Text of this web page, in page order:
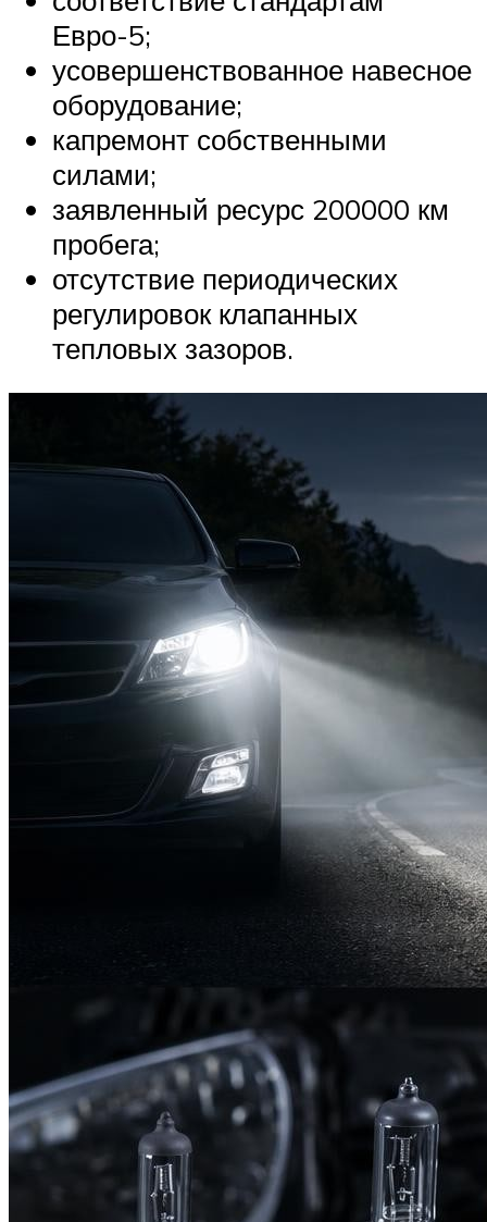
Евро-5;
усовершенствованное навесное
оборудование;
капремонт собственными
силами;
заявленный ресурс 200000 км
пробега;
отсутствие периодических
регулировок клапанных
тепловых зазоров.